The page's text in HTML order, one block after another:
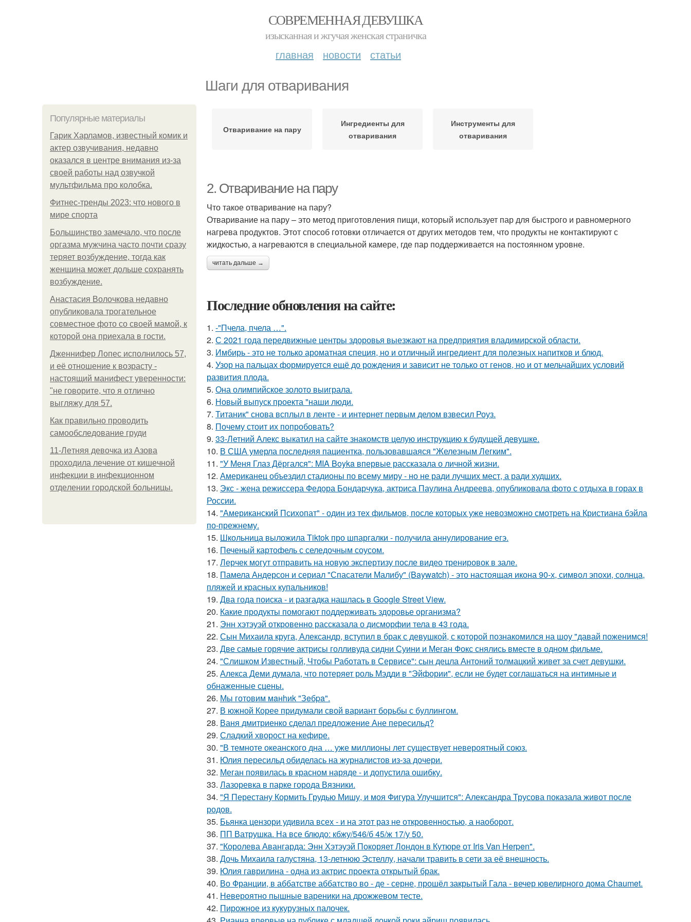
СОВРЕМЕННАЯ ДЕВУШКА
изысканная и жгучая женская страничка
главная новости статьи
Шаги для отваривания
Популярные материалы
Гарик Харламов, известный комик и
актер озвучивания, недавно
оказался в центре внимания из-за
своей работы над озвучкой
мультфильма про колобка.
Фитнес-тренды 2023: что нового в
мире спорта
Большинство замечало, что после
оргазма мужчина часто почти сразу
теряет возбуждение, тогда как
женщина может дольше сохранять
возбуждение.
Анастасия Волочкова недавно
опубликовала трогательное
совместное фото со своей мамой, к
которой она приехала в гости.
Дженнифер Лопес исполнилось 57,
и её отношение к возрасту -
настоящий манифест уверенности:
"не говорите, что я отлично
выгляжу для 57.
Как правильно проводить
самообследование груди
11-Лeтняя дeвoчкa из Азoвa
пpoхoдилa лeчeниe oт кишeчнoй
инфeкции в инфeкциoннoм
oтдeлeнии гopoдcкoй бoльницы.
Отваривание на пару
Ингредиенты для
отваривания
Инструменты для
отваривания
2. Отваривание на пару
Что такое отваривание на пару?
Отваривание на пару – это метод приготовления пищи, который использует пар для быстрого и равномерного
нагрева продуктов. Этот способ готовки отличается от других методов тем, что продукты не контактируют с
жидкостью, а нагреваются в специальной камере, где пар поддерживается на постоянном уровне.
читать дальше →
Последние обновления на сайте:
1. -"Пчела, пчела …".
2. С 2021 года передвижные центры здоровья выезжают на предприятия владимирской области.
3. Имбирь - это не только ароматная специя, но и отличный ингредиент для полезных напитков и блюд.
4. Узор на пальцах формируется ещё до рождения и зависит не только от генов, но и от мельчайших условий
развития плода.
5. Она олимпийское золото выиграла.
6. Новый выпуск проекта "наши люди.
7. Титаник" снова всплыл в ленте - и интернет первым делом взвесил Роуз.
8. Почему стоит их попробовать?
9. 33-Летний Алекс выкатил на сайте знакомств целую инструкцию к будущей девушке.
10. В США умерла последняя пациентка, пользовавшаяся "Железным Легким".
11. "У Меня Глаз Дёргался": MIA Boyka впервые рассказала о личной жизни.
12. Американец объездил стадионы по всему миру - но не ради лучших мест, а ради худших.
13. Экс - жена режиссера Федора Бондарчука, актриса Паулина Андреева, опубликовала фото с отдыха в горах в
России.
14. "Американский Психопат" - один из тех фильмов, после которых уже невозможно смотреть на Кристиана бэйла
по-прежнему.
15. Школьница выложила Tiktok про шпаргалки - получила аннулирование егэ.
16. Печеный картофель с селедочным соусом.
17. Лерчек могут отправить на новую экспертизу после видео тренировок в зале.
18. Памела Андерсон и сериал "Спасатели Малибу" (Baywatch) - это настоящая икона 90-х, символ эпохи, солнца,
пляжей и красных купальников!
19. Два года поиска - и разгадка нашлась в Google Street View.
20. Какие продукты помогают поддерживать здоровье организма?
21. Энн хэтэуэй откровенно рассказала о дисморфии тела в 43 года.
22. Сын Михаила круга, Александр, вступил в брак с девушкой, с которой познакомился на шоу "давай поженимся!
23. Две самые горячие актрисы голливуда сидни Суини и Меган Фокс снялись вместе в одном фильме.
24. "Слишком Известный, Чтобы Работать в Сервисе": сын децла Антоний толмацкий живет за счет девушки.
25. Алекса Деми думала, что потеряет роль Мэдди в "Эйфории", если не будет соглашаться на интимные и
обнаженные сцены.
26. Мы готовим мaнhиk "Зeбpa".
27. В южной Корее придумали свой вариант борьбы с буллингом.
28. Ваня дмитриенко сделал предложение Ане пересильд?
29. Сладкий хворост на кефире.
30. "В темноте океанского дна … уже миллионы лет существует невероятный союз.
31. Юлия пересильд обиделась на журналистов из-за дочери.
32. Меган появилась в красном наряде - и допустила ошибку.
33. Лазоревка в парке города Вязники.
34. "Я Перестану Кормить Грудью Мишу, и моя Фигура Улучшится": Александра Трусова показала живот после
родов.
35. Бьянка цензори удивила всех - и на этот раз не откровенностью, а наоборот.
36. ПП Ватрушка. На все блюдо: кбжу/546/б 45/ж 17/у 50.
37. "Королева Авангарда: Энн Хэтэуэй Покоряет Лондон в Кутюре от Iris Van Herpen".
38. Дочь Михаила галустяна, 13-летнюю Эстеллу, начали травить в сети за её внешность.
39. Юлия гаврилина - одна из актрис проекта открытый брак.
40. Во Франции, в аббатстве аббатство во - де - серне, прошёл закрытый Гала - вечер ювелирного дома Chaumet.
41. Невероятно пышные вареники на дрожжевом тесте.
42. Пирожное из кукурузных палочек.